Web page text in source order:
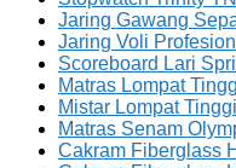
Jaring Gawang
Jaring Voli
Scoreboard Lari
Matras Lompat
Mistar Lompat
Matras Senam
Cakram Fiberglass